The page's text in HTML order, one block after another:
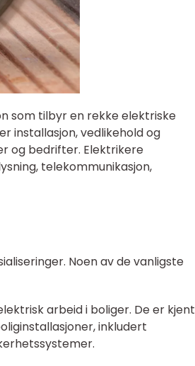
som tilbyr en rekke elektriske
installasjon, vedlikehold og
og bedrifter. Elektrikere
telekommunikasjon,
Noen av de vanligste
arbeid i boliger. De er kjent
inkludert